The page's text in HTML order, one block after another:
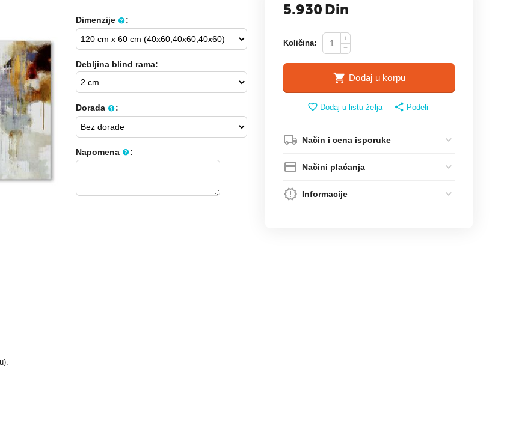
Dimenzije :
Debljina blind rama:
Dorada :
Napomena :
5.930 Din
Količina:
+
−
Dodaj u korpu
Dodaj u listu želja Podeli
Način i cena isporuke
Načini plaćanja
Informacije